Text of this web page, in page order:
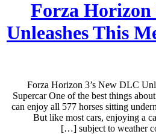
Forza Horizon
Unleashes This
Forza Horizon 3’s New DLC
Supercar One of the best things
can enjoy all 577 horses sitting
But like most cars, enjoying a
subject to weather